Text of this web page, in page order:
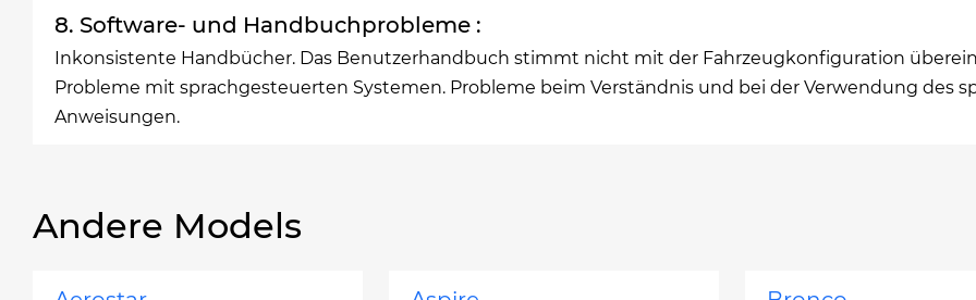
8. Software- und Handbuchprobleme :
Inkonsistente Handbücher. Das Benutzerhandbuch stimmt nicht mit der Fahrzeugkonfiguration
Probleme mit sprachgesteuerten Systemen. Probleme beim Verständnis und bei der Verwendung des
Anweisungen.
Andere Models